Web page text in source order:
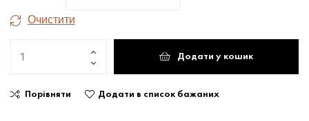
Очистити
Додати у кошик
Порівняти Додати в список бажаних